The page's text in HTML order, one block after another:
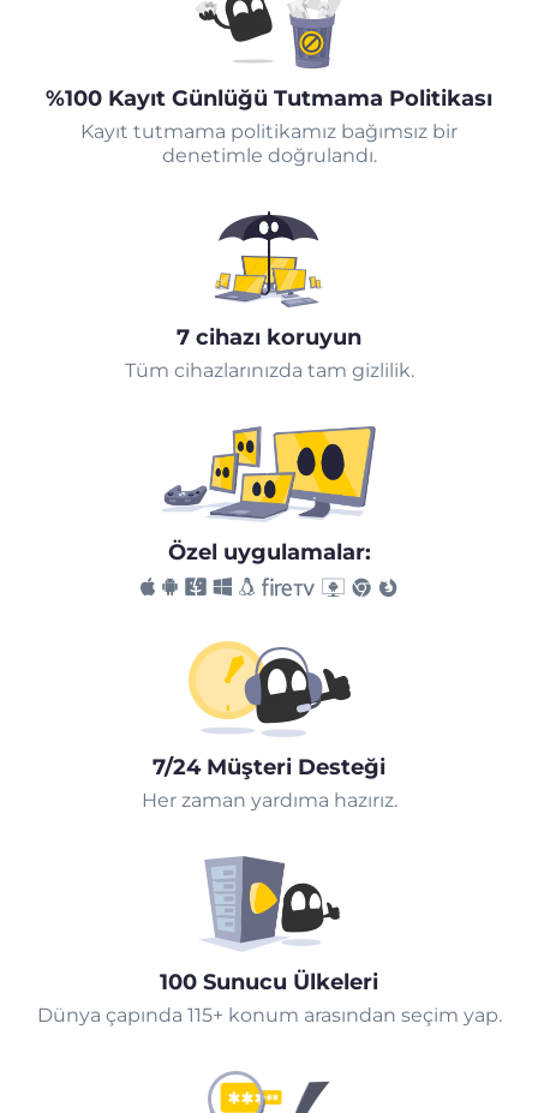
%100 Kayıt Günlüğü Tutmama Politikası
Kayıt tutmama politikamız bağımsız bir
denetimle doğrulandı.
7 cihazı koruyun
Tüm cihazlarınızda tam gizlilik.
Özel uygulamalar:
7/24 Müşteri Desteği
Her zaman yardıma hazırız.
100 Sunucu Ülkeleri
Dünya çapında 115+ konum arasından seçim yap.